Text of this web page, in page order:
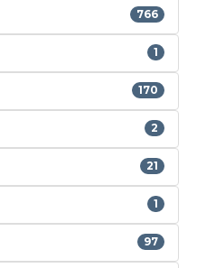
766
1
170
2
21
1
97